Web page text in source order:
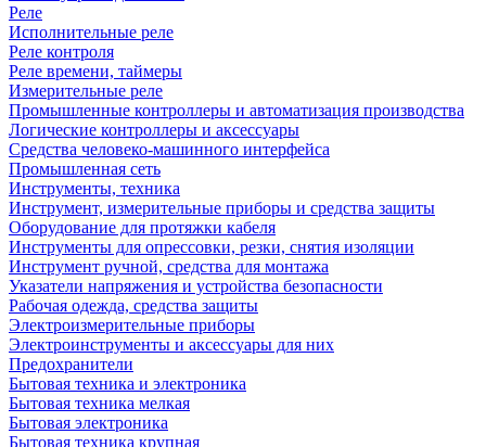
Реле
Исполнительные реле
Реле контроля
Реле времени, таймеры
Измерительные реле
Промышленные контроллеры и автоматизация производства
Логические контроллеры и аксессуары
Средства человеко-машинного интерфейса
Промышленная сеть
Инструменты, техника
Инструмент, измерительные приборы и средства защиты
Оборудование для протяжки кабеля
Инструменты для опрессовки, резки, снятия изоляции
Инструмент ручной, средства для монтажа
Указатели напряжения и устройства безопасности
Рабочая одежда, средства защиты
Электроизмерительные приборы
Электроинструменты и аксессуары для них
Предохранители
Бытовая техника и электроника
Бытовая техника мелкая
Бытовая электроника
Бытовая техника крупная